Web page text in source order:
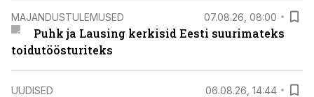
MAJANDUSTULEMUSED 07.08.26, 08:00
Puhk ja Lausing kerkisid Eesti suurimateks
toidutöösturiteks
UUDISED 06.08.26, 14:44